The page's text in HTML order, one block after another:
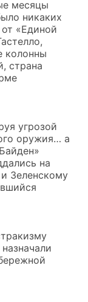
месяцы
никаких
«Единой
колонны
страна
угрозой
оружия… а
на
Зеленскому